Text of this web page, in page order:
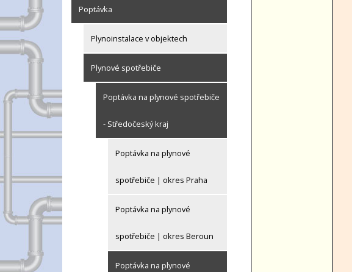
Poptávka
Plynoinstalace v objektech
Plynové spotřebiče
Poptávka na plynové spotřebiče
- Středočeský kraj
Poptávka na plynové
spotřebiče | okres Praha
Poptávka na plynové
spotřebiče | okres Beroun
Poptávka na plynové